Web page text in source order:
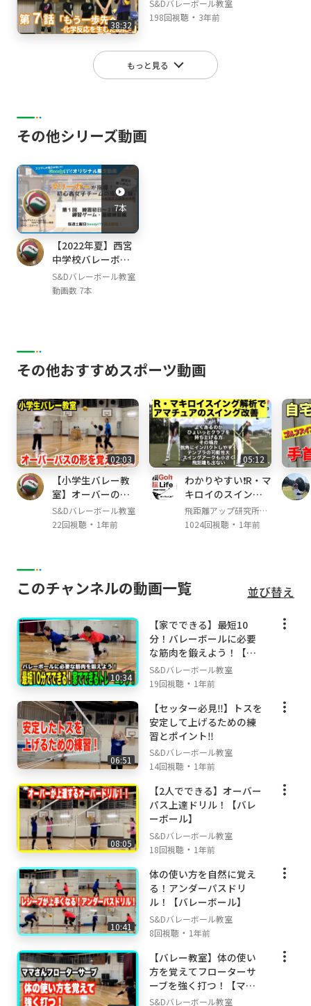
38:32
S&Dバレーボール教室
198回視聴 ・ 3年前
もっと見る
その他シリーズ動画
7本
【2022年夏】西宮
中学校バレーボー
ル部との８日間
S&Dバレーボール教室
動画数 7本
その他おすすめスポーツ動画
02:03
【小学生バレー教
室】オーバーの形
を覚えよう！【バ
レーボール】
S&Dバレーボール教室
22回視聴・ 1年前
05:12
わかりやすい❗️R・マ
キロイのスイング
解析でアマチュア
のスイング改善‼️
飛距離アップ研究所か
っちゃんねる
1024回視聴・ 1年前
このチャンネルの動画一覧 並び替え
10:34
【家でできる】最短10
分！バレーボールに必要
な筋肉を鍛えよう！【バ
レーボール】
S&Dバレーボール教室
19回視聴 ・ 1年前
06:51
【セッター必見‼️】トスを
安定して上げるための練
習とポイント‼️
S&Dバレーボール教室
14回視聴 ・ 1年前
08:05
【2人でできる】オーバー
パス上達ドリル！【バレ
ーボール】
S&Dバレーボール教室
18回視聴 ・ 1年前
10:41
体の使い方を自然に覚え
る！アンダーパスドリ
ル！【バレーボール】
S&Dバレーボール教室
8回視聴 ・ 1年前
【バレー教室】体の使い
方を覚えてフローターサ
ーブを強く打つ！【ママ
さん】
S&Dバレーボール教室